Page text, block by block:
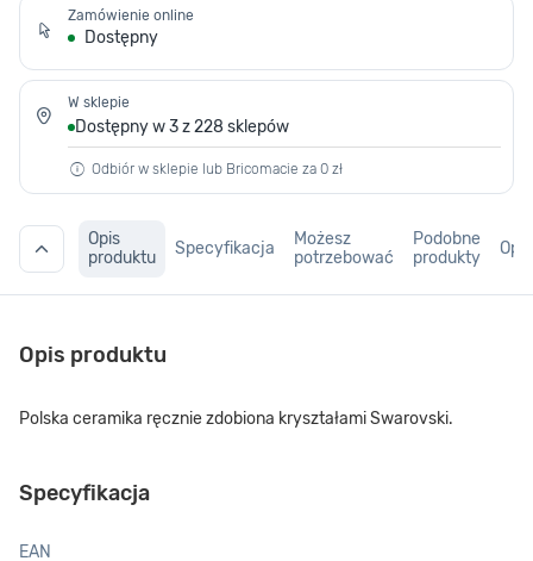
Zamówienie online
Dostępny
W sklepie
Dostępny w 3 z 228 sklepów
Odbiór w sklepie lub Bricomacie za 0 zł
Opis
produktu
Specyfikacja
Możesz
potrzebować
Podobne
produkty
Opis produktu
Polska ceramika ręcznie zdobiona kryształami Swarovski.
Specyfikacja
EAN